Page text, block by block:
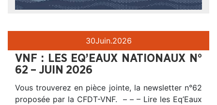
30Juin.2026
VNF : LES EQ’EAUX NATIONAUX N°
62 – JUIN 2026
Vous trouverez en pièce jointe, la newsletter n°62
proposée par la CFDT-VNF. – – – Lire les Eq’Eaux